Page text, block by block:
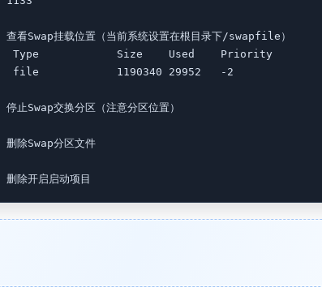
挂载位置（当前系统设置在根目录下/swapfile）
Size    Used    Priority
1190340 29952   -2
交换分区（注意分区位置）
Swap分区文件
开启启动项目